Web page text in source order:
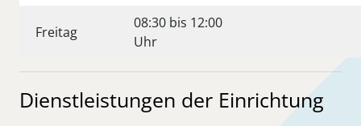
Freitag
08:30 bis 12:00
Uhr
Dienstleistungen der Einrichtung